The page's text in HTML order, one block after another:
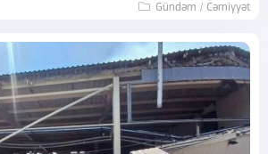
Gündəm / Cəmiyyət